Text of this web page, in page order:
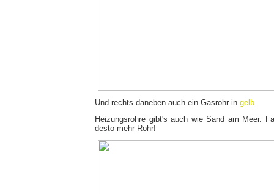
Und rechts daneben auch ein Gasrohr in gelb.
Heizungsrohre gibt's auch wie Sand am Meer.
desto mehr Rohr!